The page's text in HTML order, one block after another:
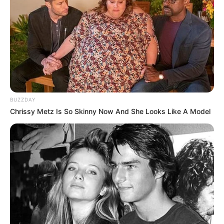
Mute
pre-debut SM Entertainment SM Rookies. Tepat pada tanggal 1
Agustus 2014, ia akhirnya resmi debut sebagai member Red
Velvet.
BUZZDAY
Chrissy Metz Is So Skinny Now And She Looks Like A Model